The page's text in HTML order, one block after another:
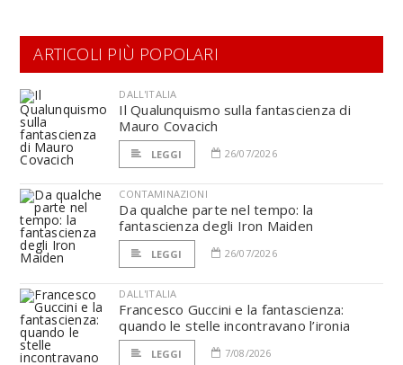
ARTICOLI PIÙ POPOLARI
DALL'ITALIA
Il Qualunquismo sulla fantascienza di
Mauro Covacich
LEGGI 26/07/2026
CONTAMINAZIONI
Da qualche parte nel tempo: la
fantascienza degli Iron Maiden
LEGGI 26/07/2026
DALL'ITALIA
Francesco Guccini e la fantascienza:
quando le stelle incontravano l’ironia
LEGGI 7/08/2026